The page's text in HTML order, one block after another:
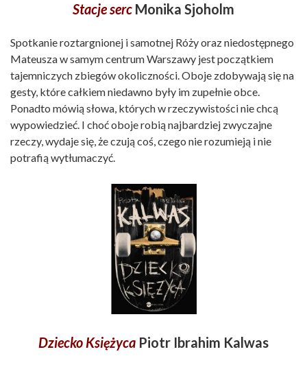
Stacje serc Monika Sjoholm
Spotkanie roztargnionej i samotnej Róży oraz niedostępnego
Mateusza w samym centrum Warszawy jest początkiem
tajemniczych zbiegów okoliczności. Oboje zdobywają się na
gesty, które całkiem niedawno były im zupełnie obce.
Ponadto mówią słowa, których w rzeczywistości nie chcą
wypowiedzieć. I choć oboje robią najbardziej zwyczajne
rzeczy, wydaje się, że czują coś, czego nie rozumieją i nie
potrafią wytłumaczyć.
Dziecko Księżyca Piotr Ibrahim Kalwas